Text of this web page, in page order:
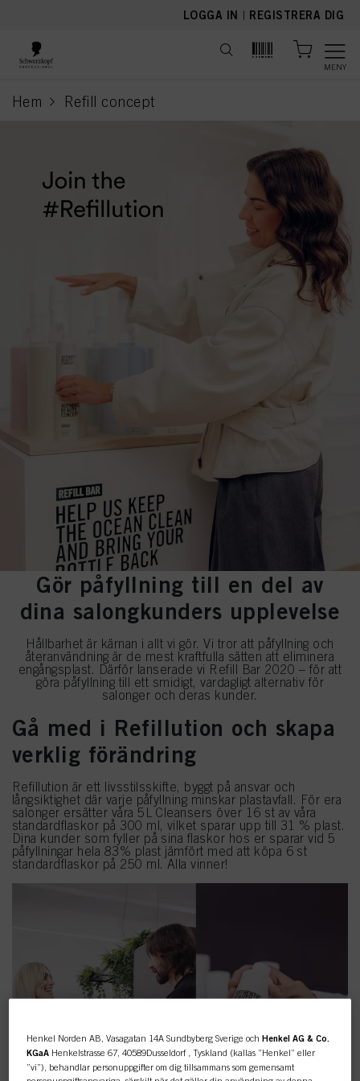
LOGGA IN | REGISTRERA DIG
MENY
Hem Refill concept
current page
Gör påfyllning till en del av
dina salongkunders upplevelse
Hållbarhet är kärnan i allt vi gör. Vi tror att påfyllning och
återanvändning är de mest kraftfulla sätten att eliminera
engångsplast. Därför lanserade vi Refill Bar 2020 – för att
göra påfyllning till ett smidigt, vardagligt alternativ för
salonger och deras kunder.
Gå med i Refillution och skapa
verklig förändring
Refillution är ett livsstilsskifte, byggt på ansvar och
långsiktighet där varje påfyllning minskar plastavfall. För era
salonger ersätter våra 5L Cleansers över 16 st av våra
standardflaskor på 300 ml, vilket sparar upp till 31 % plast.
Dina kunder som fyller på sina flaskor hos er sparar vid 5
påfyllningar hela 83% plast jämfört med att köpa 6 st
standardflaskor på 250 ml. Alla vinner!
Henkel Norden AB, Vasagatan 14A Sundbyberg Sverige ochHenkel AG & Co.
KGaA Henkelstrasse 67, 40589Dusseldorf , Tyskland (kallas ”Henkel” eller
”vi”), behandlar personuppgifter om dig tillsammans som gemensamt